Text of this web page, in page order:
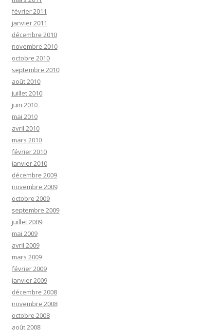
février 2011
janvier 2011
décembre 2010
novembre 2010
octobre 2010
septembre 2010
août 2010
juillet 2010
juin 2010
mai 2010
avril 2010
mars 2010
février 2010
janvier 2010
décembre 2009
novembre 2009
octobre 2009
septembre 2009
juillet 2009
mai 2009
avril 2009
mars 2009
février 2009
janvier 2009
décembre 2008
novembre 2008
octobre 2008
août 2008